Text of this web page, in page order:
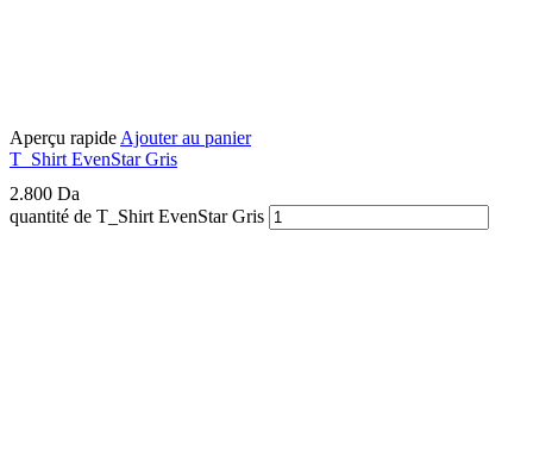
Aperçu rapide Ajouter au panier
T_Shirt EvenStar Gris
2.800 Da
quantité de T_Shirt EvenStar Gris